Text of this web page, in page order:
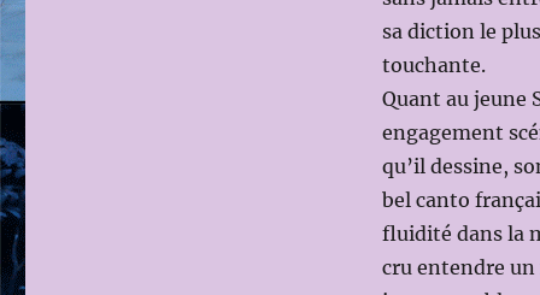
sa diction le
touchante.
Quant au jeune
engagement
qu’il dessine,
bel canto
fluidité dans la
cru entendre